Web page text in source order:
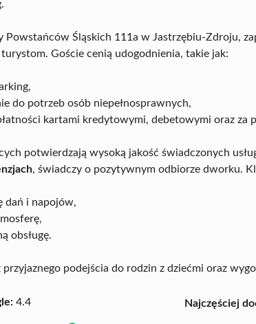
Powstańców Śląskich 111a w Jastrzębiu-Zdroju,
Goście cenią udogodnienia, takie jak:
do potrzeb osób niepełnosprawnych,
kartami kredytowymi, debetowymi oraz za
potwierdzają wysoką jakość świadczonych
, świadczy o pozytywnym odbiorze dworku.
dań i napojów,
obsługę.
podejścia do rodzin z dziećmi oraz
4.4 Najczęściej